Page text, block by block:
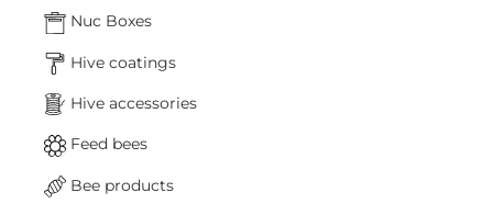
Nuc Boxes
Hive coatings
Hive accessories
Feed bees
Bee products